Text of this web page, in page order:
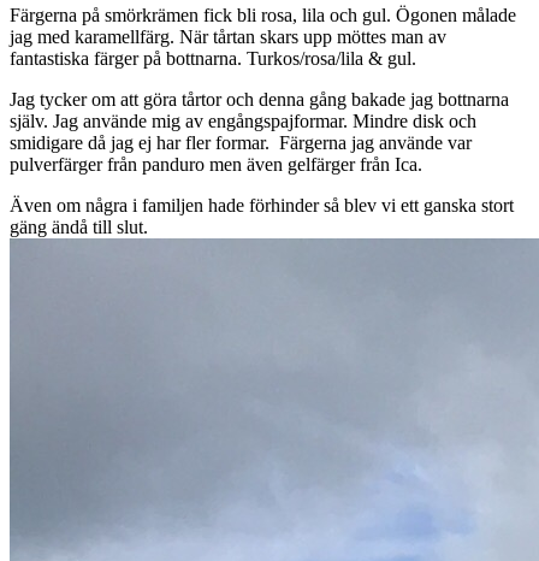
Färgerna på smörkrämen fick bli rosa, lila och gul. Ögonen målade
jag med karamellfärg. När tårtan skars upp möttes man av
fantastiska färger på bottnarna. Turkos/rosa/lila & gul.
Jag tycker om att göra tårtor och denna gång bakade jag bottnarna
själv. Jag använde mig av engångspajformar. Mindre disk och
smidigare då jag ej har fler formar. Färgerna jag använde var
pulverfärger från panduro men även gelfärger från Ica.
Även om några i familjen hade förhinder så blev vi ett ganska stort
gäng ändå till slut.